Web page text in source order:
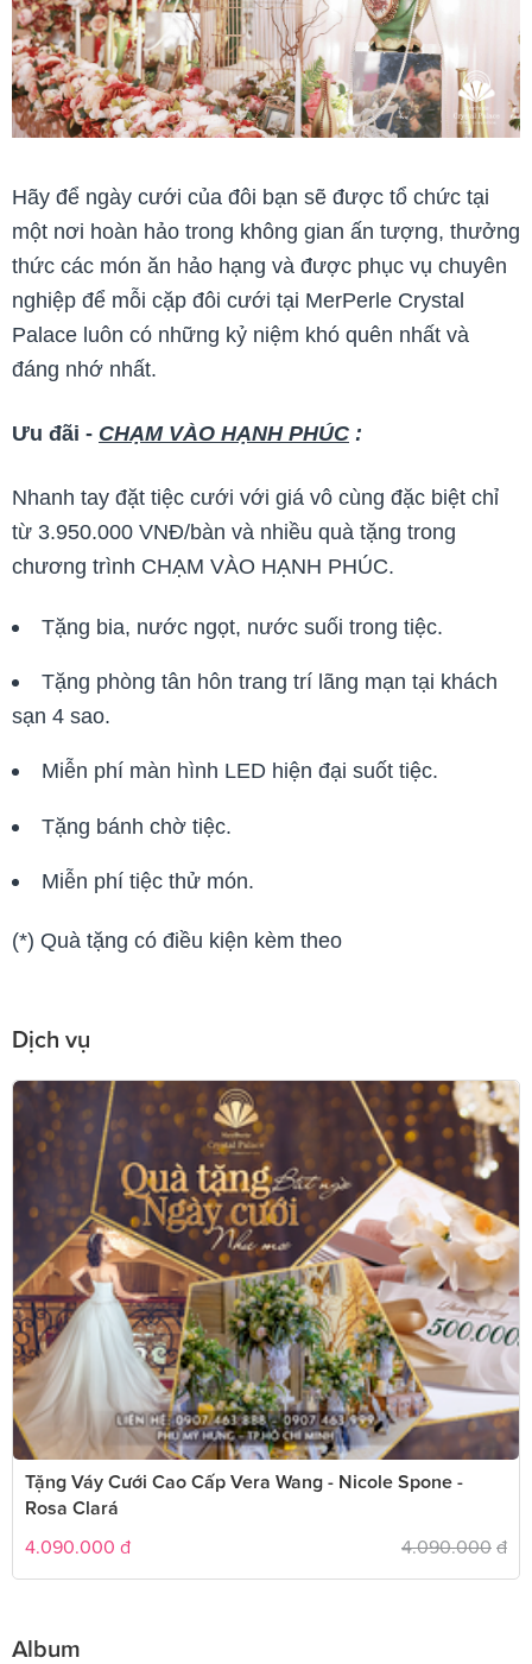
Hãy để ngày cưới của đôi bạn sẽ được tổ chức tại
một nơi hoàn hảo trong không gian ấn tượng, thưởng
thức các món ăn hảo hạng và được phục vụ chuyên
nghiệp để mỗi cặp đôi cưới tại MerPerle Crystal
Palace luôn có những kỷ niệm khó quên nhất và
đáng nhớ nhất.
Ưu đãi - CHẠM VÀO HẠNH PHÚC :
Nhanh tay đặt tiệc cưới với giá vô cùng đặc biệt chỉ
từ 3.950.000 VNĐ/bàn và nhiều quà tặng trong
chương trình CHẠM VÀO HẠNH PHÚC.
Tặng bia, nước ngọt, nước suối trong tiệc.
Tặng phòng tân hôn trang trí lãng mạn tại khách
sạn 4 sao.
Miễn phí màn hình LED hiện đại suốt tiệc.
Tặng bánh chờ tiệc.
Miễn phí tiệc thử món.
(*) Quà tặng có điều kiện kèm theo
Dịch vụ
Tặng Váy Cưới Cao Cấp Vera Wang - Nicole Spone -
Rosa Clará
4.090.000 đ 4.090.000 đ
Album